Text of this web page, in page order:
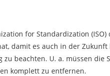
for Standardization
damit es auch in der Zukunft
beachten. U. a. müssen
komplett zu entfernen.